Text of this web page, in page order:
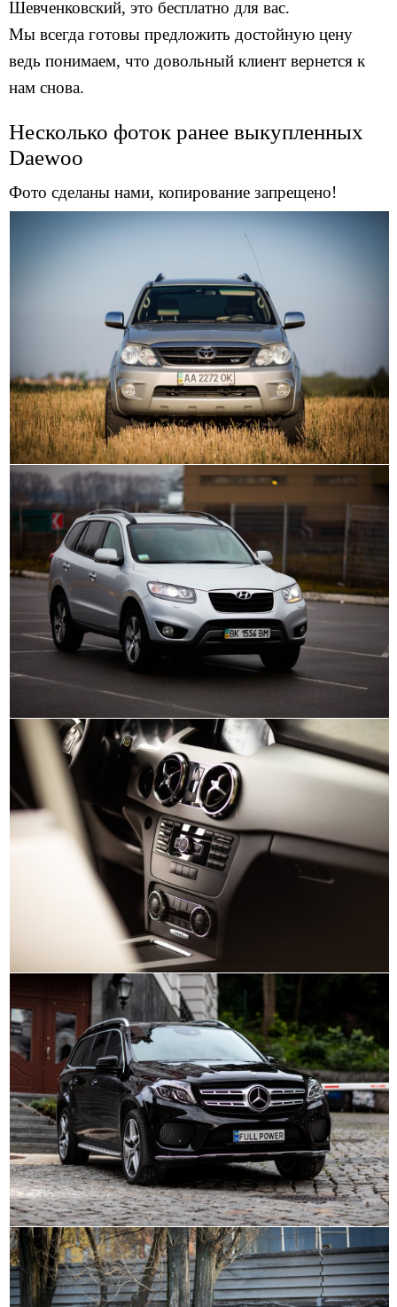
Шевченковский, это бесплатно для вас.
Мы всегда готовы предложить достойную цену
ведь понимаем, что довольный клиент вернется к
нам снова.
Несколько фоток ранее выкупленных
Daewoo
Фото сделаны нами, копирование запрещено!